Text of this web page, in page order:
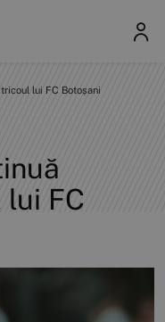
lui FC Botoșani
FC